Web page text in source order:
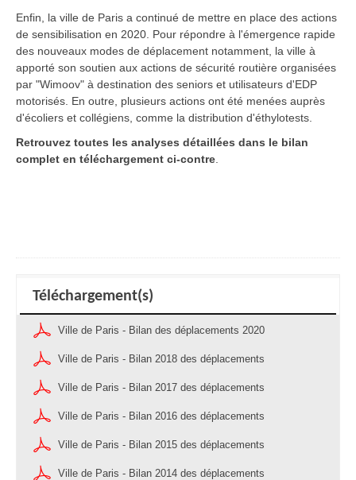
Enfin, la ville de Paris a continué de mettre en place des actions
de sensibilisation en 2020. Pour répondre à l'émergence rapide
des nouveaux modes de déplacement notamment, la ville à
apporté son soutien aux actions de sécurité routière organisées
par "Wimoov" à destination des seniors et utilisateurs d'EDP
motorisés. En outre, plusieurs actions ont été menées auprès
d'écoliers et collégiens, comme la distribution d'éthylotests.
Retrouvez toutes les analyses détaillées dans le bilan
complet en téléchargement ci-contre
Téléchargement(s)
Ville de Paris - Bilan des déplacements 2020
Ville de Paris - Bilan 2018 des déplacements
Ville de Paris - Bilan 2017 des déplacements
Ville de Paris - Bilan 2016 des déplacements
Ville de Paris - Bilan 2015 des déplacements
Ville de Paris - Bilan 2014 des déplacements